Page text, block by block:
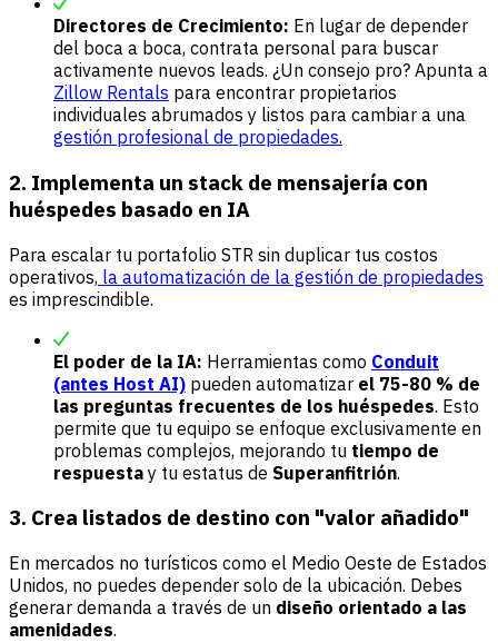
Directores de Crecimiento: En lugar de depender
del boca a boca, contrata personal para buscar
activamente nuevos leads. ¿Un consejo pro? Apunta a
Zillow Rentals para encontrar propietarios
individuales abrumados y listos para cambiar a una
gestión profesional de propiedades.
2. Implementa un stack de mensajería con
huéspedes basado en IA
Para escalar tu portafolio STR sin duplicar tus costos
operativos, la automatización de la gestión de propiedades
es imprescindible.
El poder de la IA: Herramientas como Conduit
(antes Host AI) pueden automatizar el 75-80 % de
las preguntas frecuentes de los huéspedes. Esto
permite que tu equipo se enfoque exclusivamente en
problemas complejos, mejorando tu tiempo de
respuesta y tu estatus de Superanfitrión.
3. Crea listados de destino con "valor añadido"
En mercados no turísticos como el Medio Oeste de Estados
Unidos, no puedes depender solo de la ubicación. Debes
generar demanda a través de un diseño orientado a las
amenidades.